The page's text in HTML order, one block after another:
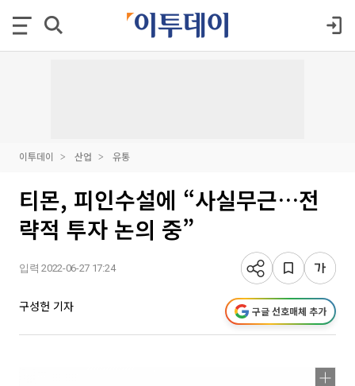
이투데이 산업 유통
티몬, 피인수설에 “사실무근…전
략적 투자 논의 중”
입력 2022-06-27 17:24
구성헌 기자 구글 선호매체 추가